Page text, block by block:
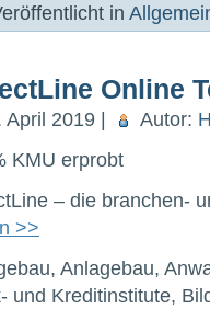
in
Online
April 2019 | Autor:
KMU erprobt
– die branchen-
>>
Anlagebau,
und Kreditinstitute,